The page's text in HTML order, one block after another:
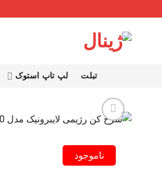
to
content
تبلت لپ تاپ استوک
ناموجود